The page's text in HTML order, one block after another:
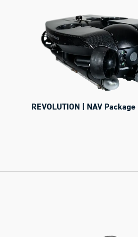
REVOLUTION | NAV Package